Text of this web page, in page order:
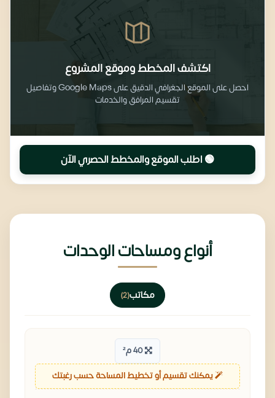
اكتشف المخطط وموقع المشروع
احصل على الموقع الجغرافي الدقيق على Google Maps وتفاصيل
تقسيم المرافق والخدمات
🟢 اطلب الموقع والمخطط الحصري الآن
أنواع ومساحات الوحدات
مكاتب(2)
يمكنك تقسيم أو تخطيط المساحة حسب رغبتك